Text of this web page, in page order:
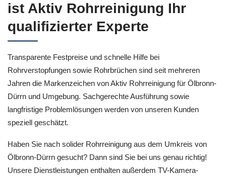
ist Aktiv Rohrreinigung Ihr
qualifizierter Experte
Transparente Festpreise und schnelle Hilfe bei
Rohrverstopfungen sowie Rohrbrüchen sind seit mehreren
Jahren die Markenzeichen von Aktiv Rohrreinigung für Ölbronn-
Dürrn und Umgebung. Sachgerechte Ausführung sowie
langfristige Problemlösungen werden von unseren Kunden
speziell geschätzt.
Haben Sie nach solider Rohrreinigung aus dem Umkreis von
Ölbronn-Dürrn gesucht? Dann sind Sie bei uns genau richtig!
Unsere Dienstleistungen enthalten außerdem TV-Kamera-